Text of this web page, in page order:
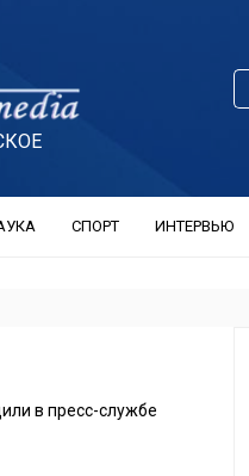
СПОРТ ИНТЕРВЬЮ
в пресс-службе